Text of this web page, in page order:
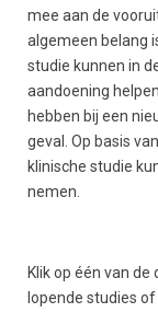
mee aan de
algemeen belang
studie kunnen in
aandoening
hebben bij een
geval. Op basis
klinische studie
nemen.
Klik op één van
lopende studies